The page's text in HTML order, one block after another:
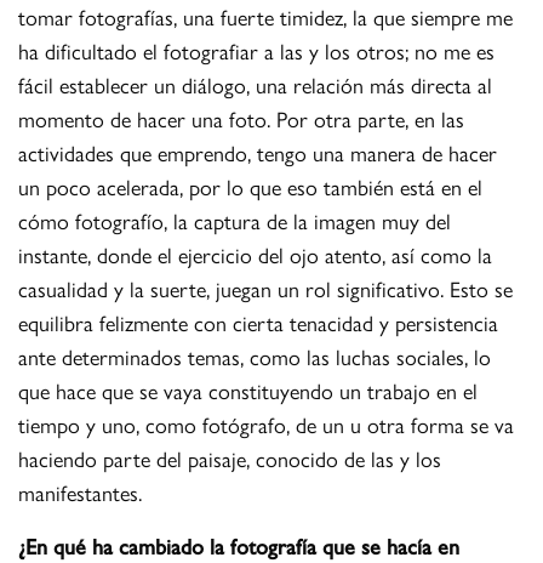
tomar fotografías, una fuerte timidez, la que siempre me
ha dificultado el fotografiar a las y los otros; no me es
fácil establecer un diálogo, una relación más directa al
momento de hacer una foto. Por otra parte, en las
actividades que emprendo, tengo una manera de hacer
un poco acelerada, por lo que eso también está en el
cómo fotografío, la captura de la imagen muy del
instante, donde el ejercicio del ojo atento, así como la
casualidad y la suerte, juegan un rol significativo. Esto se
equilibra felizmente con cierta tenacidad y persistencia
ante determinados temas, como las luchas sociales, lo
que hace que se vaya constituyendo un trabajo en el
tiempo y uno, como fotógrafo, de un u otra forma se va
haciendo parte del paisaje, conocido de las y los
manifestantes.
¿En qué ha cambiado la fotografía que se hacía en